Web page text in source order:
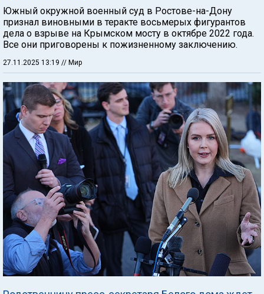
Южный окружной военный суд в Ростове-на-Дону
признал виновными в теракте восьмерых фигурантов
дела о взрыве на Крымском мосту в октябре 2022 года.
Все они приговорены к пожизненному заключению.
27.11.2025 13:19 // Мир